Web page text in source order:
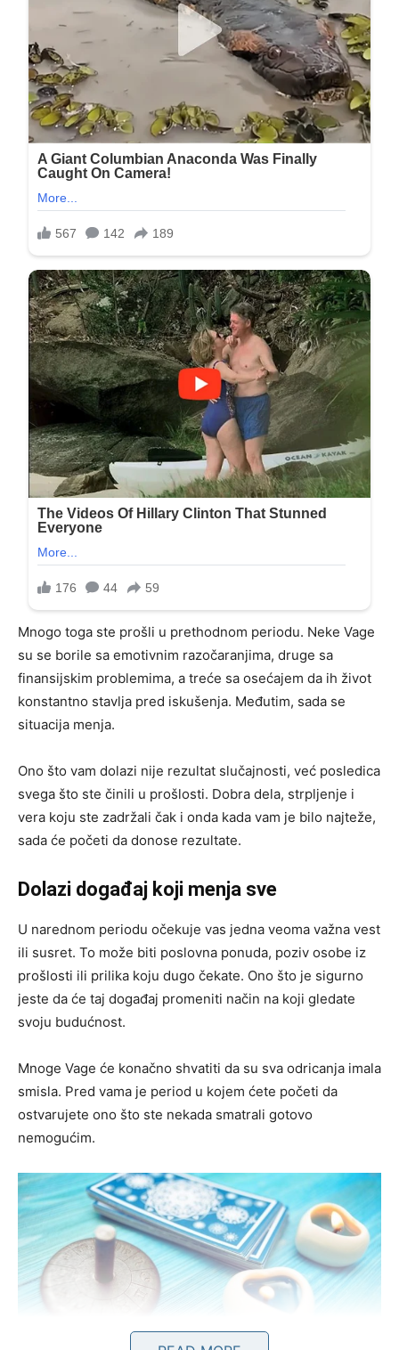
Mnogo toga ste prošli u prethodnom periodu. Neke Vage
su se borile sa emotivnim razočaranjima, druge sa
finansijskim problemima, a treće sa osećajem da ih život
konstantno stavlja pred iskušenja. Međutim, sada se
situacija menja.
Ono što vam dolazi nije rezultat slučajnosti, već posledica
svega što ste činili u prošlosti. Dobra dela, strpljenje i
vera koju ste zadržali čak i onda kada vam je bilo najteže,
sada će početi da donose rezultate.
Dolazi događaj koji menja sve
U narednom periodu očekuje vas jedna veoma važna vest
ili susret. To može biti poslovna ponuda, poziv osobe iz
prošlosti ili prilika koju dugo čekate. Ono što je sigurno
jeste da će taj događaj promeniti način na koji gledate
svoju budućnost.
Mnoge Vage će konačno shvatiti da su sva odricanja imala
smisla. Pred vama je period u kojem ćete početi da
ostvarujete ono što ste nekada smatrali gotovo
nemogućim.